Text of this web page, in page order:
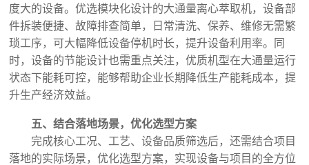
度大的设备。优选模块化设计的大通量离心萃取机，设备部
件拆装便捷、故障排查简单，日常清洗、保养、维修无需繁
琐工序，可大幅降低设备停机时长，提升设备利用率。同
时，设备的节能设计也需重点关注，优质机型在大通量运行
状态下能耗可控，能够帮助企业长期降低生产能耗成本，提
升生产经济效益。
五、结合落地场景，优化选型方案
完成核心工况、工艺、设备品质筛选后，还需结合项目
落地的实际场景，优化选型方案，实现设备与项目的全方位